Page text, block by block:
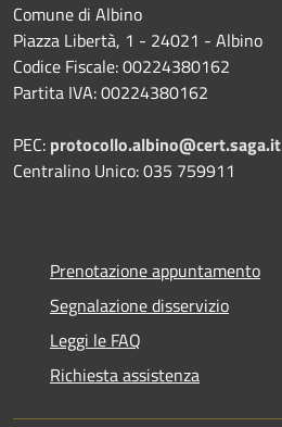
Comune di Albino
Piazza Libertà, 1 - 24021 - Albino
Codice Fiscale: 00224380162
Partita IVA: 00224380162
PEC: protocollo.albino@cert.saga.it
Centralino Unico: 035 759911
Prenotazione appuntamento
Segnalazione disservizio
Leggi le FAQ
Richiesta assistenza